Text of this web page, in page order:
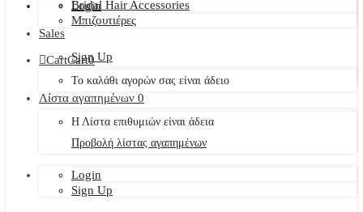
Login
Sign Up
Bridal Hair Accessories
Μπιζουτιέρες
Sales
CartCart0
Το καλάθι αγορών σας είναι άδειο
Λίστα αγαπημένων 0
Η Λίστα επιθυμιών είναι άδεια
Προβολή λίστας αγαπημένων
Login
Sign Up